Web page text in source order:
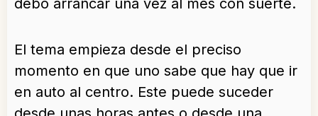
debo arrancar una vez al mes con suerte.
El tema empieza desde el preciso
momento en que uno sabe que hay que ir
en auto al centro. Este puede suceder